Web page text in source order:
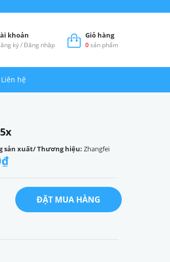
Giỏ hàng
0sản phẩm
khoản
ký/Đăng nhập
Liên hệ
sản xuất/ Thương hiệu:Zhangfei
ĐẶT MUA HÀNG